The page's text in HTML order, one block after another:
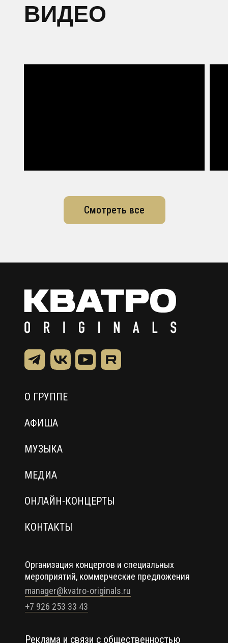
ВИДЕО
Смотреть все
manager@kvatro-originals.ru
+7 926 253 33 43
Организация концертов и специальных
мероприятий, коммерческие предложения
Реклама и связи с общественностью
О ГРУППЕ
АФИША
МУЗЫКА
МЕДИА
ОНЛАЙН-КОНЦЕРТЫ
КОНТАКТЫ